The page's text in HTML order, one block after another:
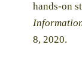
hands-on
8, 2020.